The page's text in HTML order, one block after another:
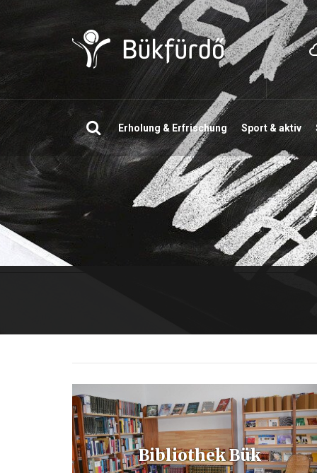
Suchen
Erholung & Erfrischung Sport & aktiv
Bibliothek Bük